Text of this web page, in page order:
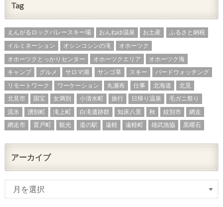
Tag
えんがるロックバレースキー場 おんねゆ温泉 お土産
ふるさと納税
イルミネーション
オシンコシンの滝
オホーツク
オホーツクとっかりセンター
オホーツクエリア
オホーツク海
キャンプ
グルメ サロマ湖 サンゴ草 スキー
バードウォッチング
リモートワーク
ワーケーション 丸瀬布 仕事 北海道
北見
北見市
国宝 女満別 小清水町 旅行 日帰り温泉
毛ガニ祭り
流氷
湧別町 滝上町 白滝遺跡群 知床八景 秋 紋別市
網走
網走市
置戸町 観光 道の駅 遠軽 遠軽町 雄武漁協 黒曜石
アーカイブ